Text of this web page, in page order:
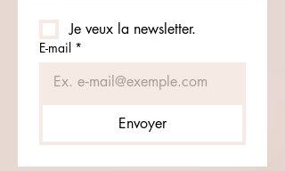
Je veux la newsletter.
E-mail *
Envoyer